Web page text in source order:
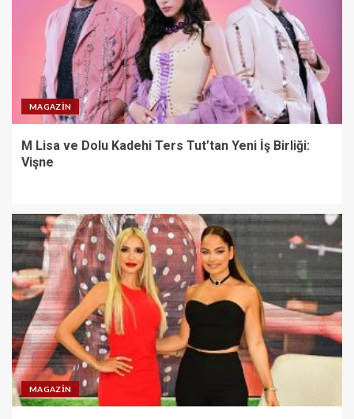
MAGAZIN
M Lisa ve Dolu Kadehi Ters Tut’tan Yeni İş Birliği:
Vişne
MAGAZIN